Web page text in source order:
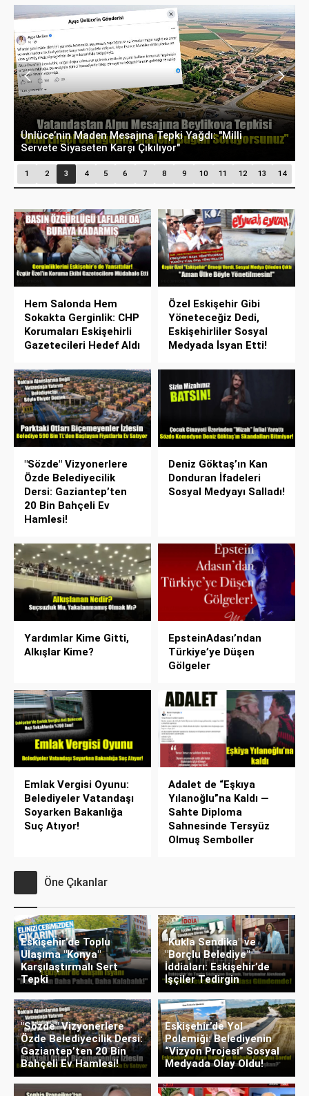
Ünlüce’nin Maden Mesajına Tepki Yağdı: "Milli
Servete Siyaseten Karşı Çıkılıyor"
1 2 3 4 5 6 7 8 9 10 11 12 13 14
Hem Salonda Hem
Sokakta Gerginlik: CHP
Korumaları Eskişehirli
Gazetecileri Hedef Aldı
Özel Eskişehir Gibi
Yöneteceğiz Dedi,
Eskişehirliler Sosyal
Medyada İsyan Etti!
"Sözde" Vizyonerlere
Özde Belediyecilik
Dersi: Gaziantep’ten
20 Bin Bahçeli Ev
Hamlesi!
Deniz Göktaş’ın Kan
Donduran İfadeleri
Sosyal Medyayı Salladı!
Yardımlar Kime Gitti,
Alkışlar Kime?
EpsteinAdası’ndan
Türkiye’ye Düşen
Gölgeler
Emlak Vergisi Oyunu:
Belediyeler Vatandaşı
Soyarken Bakanlığa
Suç Atıyor!
Adalet de “Eşkıya
Yılanoğlu”na Kaldı —
Sahte Diploma
Sahnesinde Tersyüz
Olmuş Semboller
Öne Çıkanlar
Eskişehir’de Toplu
Ulaşıma "Konya"
Karşılaştırmalı Sert
Tepki
"Kukla Sendika" ve
"Borçlu Belediye"
İddiaları: Eskişehir’de
İşçiler Tedirgin
"Sözde" Vizyonerlere
Özde Belediyecilik Dersi:
Gaziantep’ten 20 Bin
Bahçeli Ev Hamlesi!
Eskişehir’de Yol
Polemiği: Belediyenin
“Vizyon Projesi” Sosyal
Medyada Olay Oldu!